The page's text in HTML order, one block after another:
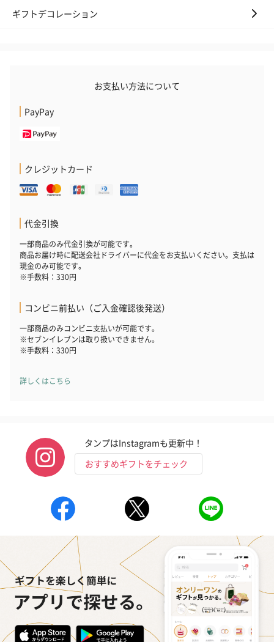
お酒を同梱してお届けいたします。
プレミアムビール イネ
おつまみ・その他
す。
いぶりがっことチーズ
のオイル漬（981円）
ごろっとうまみ チーズ
のオイル漬（塩麹&レモ
しょっつるナ
円）
ギフトデコレーション
お支払い方法について
PayPay
クレジットカード
代金引換
一部商品のみ代金引換が可能です。
商品お届け時に配送会社ドライバーに代金をお支払いください。支払は
現金のみ可能です。
※手数料：330円
コンビニ前払い（ご入金確認後発送）
一部商品のみコンビニ支払いが可能です。
※セブンイレブンは取り扱いできません。
※手数料：330円
詳しくはこちら
タンプはInstagramも更新中！
おすすめギフトをチェック